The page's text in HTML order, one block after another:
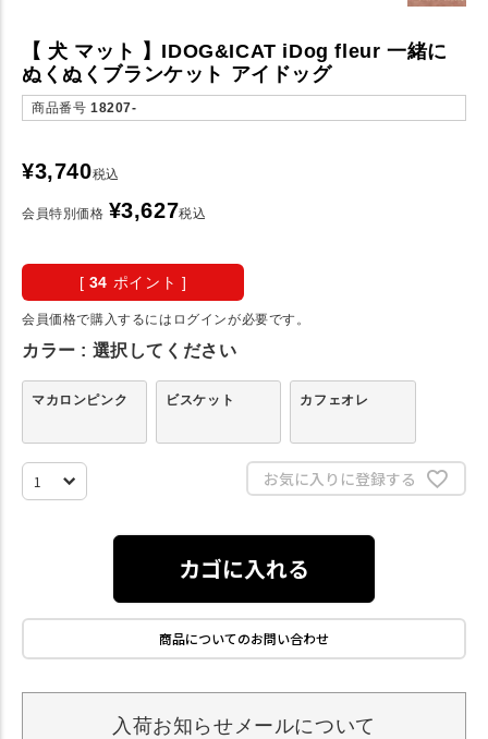
【 犬 マット 】IDOG&ICAT iDog fleur 一緒に
ぬくぬくブランケット アイドッグ
商品番号 18207-
¥3,740税込
会員特別価格 ¥3,627税込
[ 34 ポイント ]
会員価格で購入するにはログインが必要です。
カラー 選択してください
マカロンピンク ビスケット カフェオレ
お気に入りに登録する
カゴに入れる
商品についてのお問い合わせ
入荷お知らせメールについて